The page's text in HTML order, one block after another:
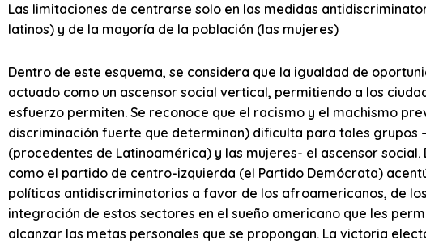
Las limitaciones de centrarse solo en las medidas
latinos) y de la mayoría de la población (las mujeres)
Dentro de este esquema, se considera que la igualdad de
actuado como un ascensor social vertical, permitiendo a los
esfuerzo permiten. Se reconoce que el racismo y el machismo
discriminación fuerte que determinan) dificulta para tales grupos
(procedentes de Latinoamérica) y las mujeres- el ascensor social.
como el partido de centro-izquierda (el Partido Demócrata)
políticas antidiscriminatorias a favor de los afroamericanos, de
integración de estos sectores en el sueño americano que les
alcanzar las metas personales que se propongan. La victoria